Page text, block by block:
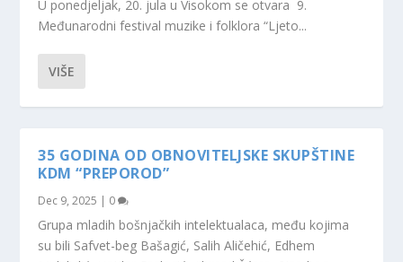
U ponedjeljak, 20. jula u Visokom se otvara 9.
Međunarodni festival muzike i folklora “Ljeto...
VIŠE
35 GODINA OD OBNOVITELJSKE SKUPŠTINE
KDM “PREPOROD”
Dec 9, 2025 | 0
Grupa mladih bošnjačkih intelektualaca, među kojima
su bili Safvet-beg Bašagić, Salih Aličehić, Edhem